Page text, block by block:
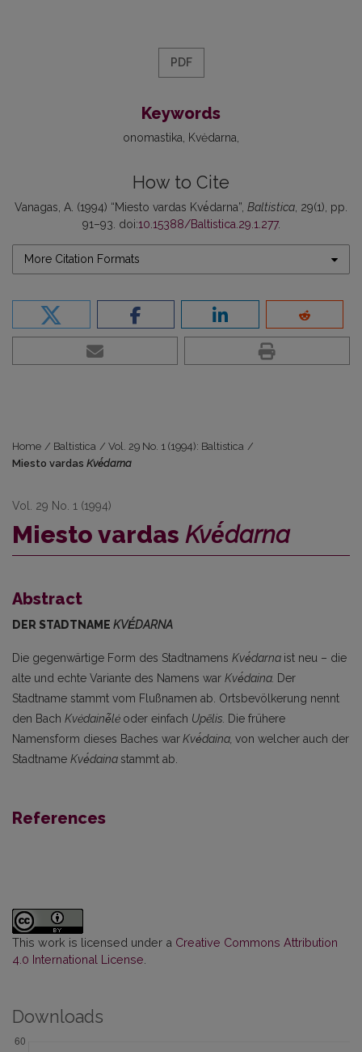
PDF
Keywords
onomastika Kvėdarna
How to Cite
Vanagas, A. (1994) “Miesto vardas Kvė́darna”, Baltistica, 29(1), pp.
91–93. doi:10.15388/Baltistica.29.1.277.
More Citation Formats
Home / Baltistica / Vol. 29 No. 1 (1994): Baltistica /
Miesto vardas Kvė́darna
Vol. 29 No. 1 (1994)
Miesto vardas Kvė́darna
Abstract
DERSTADTNAME KVĖ́DARNA
Die gegenwärtige Form des Stadtnamens Kvė́darna ist neu – die
alte und echte Variante des Namens war Kvė́daina. Der
Stadtname stammt vom Flußnamen ab. Ortsbevölkerung nennt
den Bach Kvėdainė̃lė oder einfach Upẽlis. Die frühere
Namensform dieses Baches warKvė́daina, von welcher auch der
Stadtname Kvė́dainastammt ab.
References
This work is licensed under a Creative Commons Attribution
4.0 International License
Downloads